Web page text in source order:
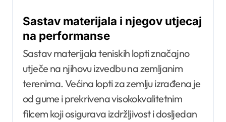
Sastav materijala i njegov utjecaj
na performanse
Sastav materijala teniskih lopti značajno
utječe na njihovu izvedbu na zemljanim
terenima. Većina lopti za zemlju izrađena je
od gume i prekrivena visokokvalitetnim
filcem koji osigurava izdržljivost i dosljedan